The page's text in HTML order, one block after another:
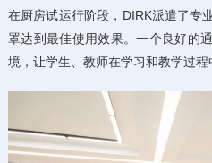
在厨房试运行阶段，DIRK派遣了专
罩达到最佳使用效果。一个良好的
境，让学生、教师在学习和教学过程